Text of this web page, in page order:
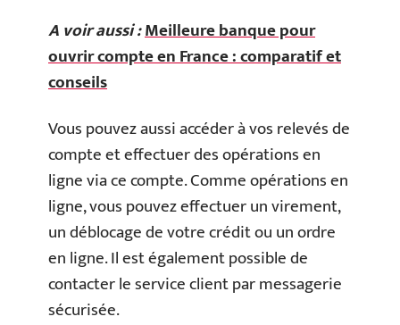
A voir aussi :Meilleure banque pour
ouvrir compte en France : comparatif et
conseils
Vous pouvez aussi accéder à vos relevés de
compte et effectuer des opérations en
ligne via ce compte. Comme opérations en
ligne, vous pouvez effectuer un virement,
un déblocage de votre crédit ou un ordre
en ligne. Il est également possible de
contacter le service client par messagerie
sécurisée.